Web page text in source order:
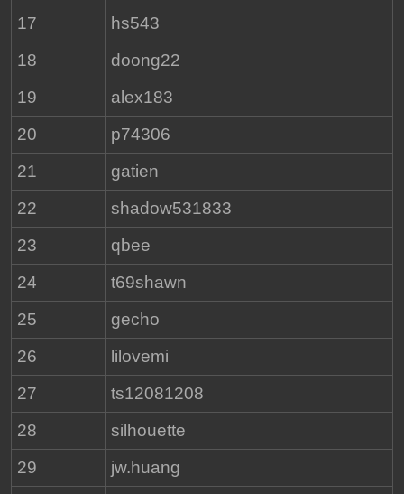
17
hs543
18
doong22
19
alex183
20
p74306
21
gatien
22
shadow531833
23
qbee
24
t69shawn
25
gecho
26
lilovemi
27
ts12081208
28
silhouette
29
jw.huang